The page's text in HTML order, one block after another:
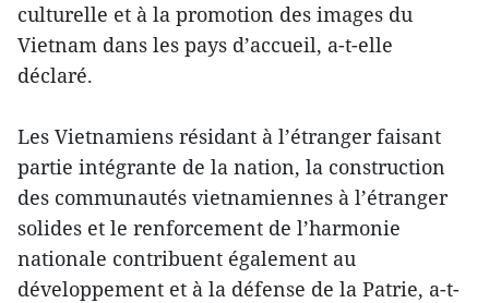
culturelle et à la promotion des images du
Vietnam dans les pays d’accueil, a-t-elle
déclaré.
Les Vietnamiens résidant à l’étranger faisant
partie intégrante de la nation, la construction
des communautés vietnamiennes à l’étranger
solides et le renforcement de l’harmonie
nationale contribuent également au
développement et à la défense de la Patrie, a-t-